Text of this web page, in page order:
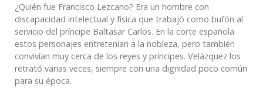
¿Quién fue Francisco Lezcano? Era un hombre con
discapacidad intelectual y física que trabajó como bufón al
servicio del príncipe Baltasar Carlos. En la corte española
estos personajes entretenían a la nobleza, pero también
convivían muy cerca de los reyes y príncipes. Velázquez los
retrató varias veces, siempre con una dignidad poco común
para su época.